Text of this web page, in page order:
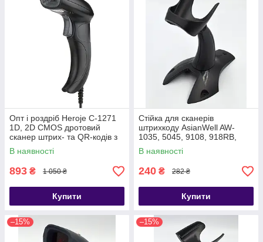
Опт і роздріб Heroje C-1271
1D, 2D CMOS дротовий
сканер штрих- та QR-кодів з
датчиком руху, USB
В наявності
893 ₴ 1 050 ₴
Купити
Стійка для сканерів
штрихкоду AsianWell AW-
1035, 5045, 9108, 918RB,
9208RB, AW-U3
В наявності
240 ₴ 282 ₴
Купити
–15% –15%